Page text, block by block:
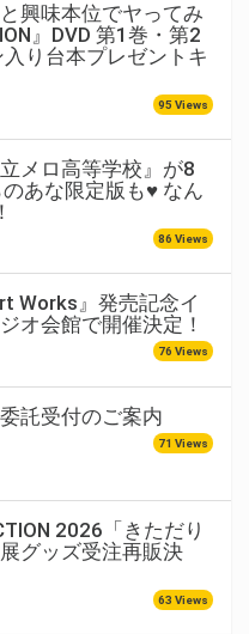
興味本位でヤってみ
』DVD 第1巻・第2
り台本プレゼントキ
95 Views
メロ高等学校』が8
あな限定版も♥ なん
86 Views
Works』発売記念イ
オ会館で開催決定！
76 Views
託受付のご案内
71 Views
2026「きただり
グッズ受注再販決
63 Views